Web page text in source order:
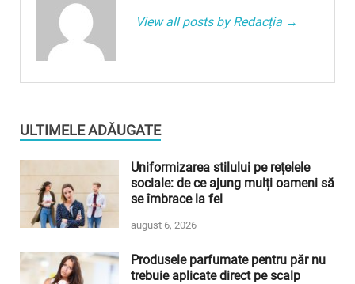
View all posts by Redacția →
ULTIMELE ADĂUGATE
Uniformizarea stilului pe rețelele
sociale: de ce ajung mulți oameni să
se îmbrace la fel
august 6, 2026
Produsele parfumate pentru păr nu
trebuie aplicate direct pe scalp